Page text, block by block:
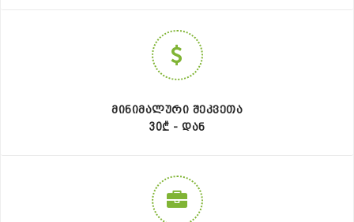
ᲛᲘᲜᲘᲛᲐᲚᲣᲠᲘ ᲨᲔᲙᲕᲔᲗᲐ
30₾ - ᲓᲐᲜ